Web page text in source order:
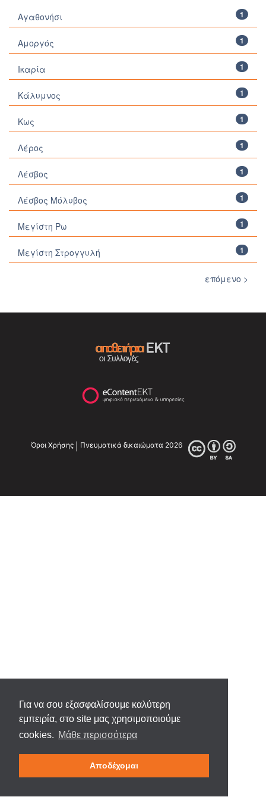
Για να σου εξασφαλίσουμε καλύτερη
εμπειρία, στο site μας χρησιμοποιούμε
cookies. Μάθε περισσότερα
Αποδέχομαι
1
Αγαθονήσι
1
Αμοργός
1
Ικαρία
1
Κάλυμνος
1
Κως
1
Λέρος
1
Λέσβος
1
Λέσβος Μόλυβος
1
Μεγίστη Ρω
1
Μεγίστη Στρογγυλή
επόμενο >